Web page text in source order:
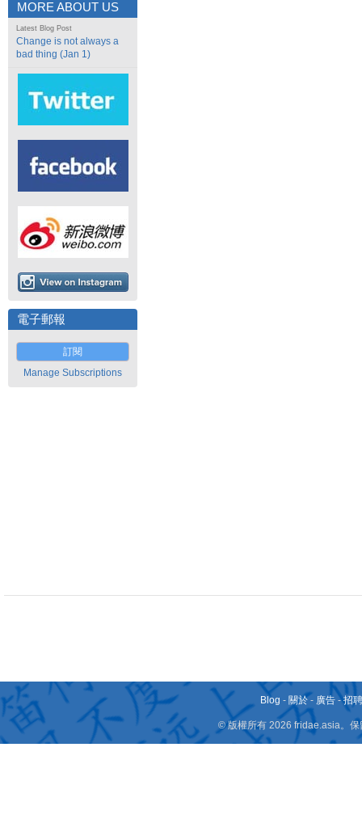
MORE ABOUT US
Latest Blog Post
Change is not always a
bad thing (Jan 1)
電子郵報
訂閱
Manage Subscriptions
Blog - 關於 - 廣告 -招
© 版權所有 2026 fridae.asia。